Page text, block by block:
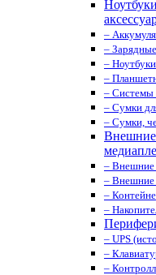
–
–
– Ноутбуки
–
– Системы
– Сумки
– Сумки,
Внешние
– Внешние
– Внешние
–
–
– UPS
–
–